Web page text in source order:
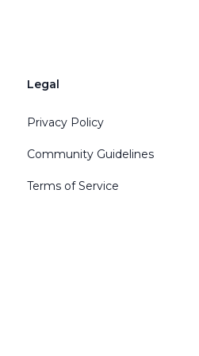
Legal
Privacy Policy
Community Guidelines
Terms of Service